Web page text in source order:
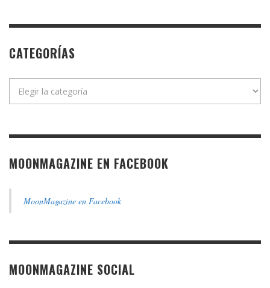
CATEGORÍAS
MOONMAGAZINE EN FACEBOOK
MoonMagazine en Facebook
MOONMAGAZINE SOCIAL